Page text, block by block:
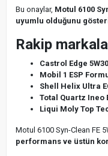
Bu onaylar, Motul 6100
uyumlu olduğunu
Rakip
Castrol Edge
Mobil 1 ESP
Shell Helix Ultra
Total Quartz Ineo
Liqui Moly Top
Motul 6100 Syn-Clean FE
performans ve üstün